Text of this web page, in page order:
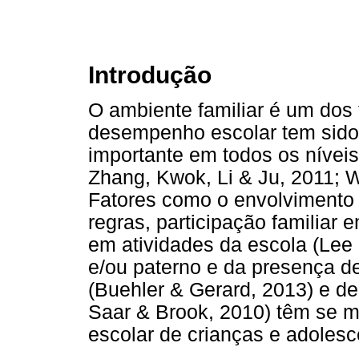
Introdução
O ambiente familiar é um
desempenho escolar tem
importante em todos os
Zhang, Kwok, Li & Ju, 2011;
Fatores como o
regras, participação familiar
em atividades da escola
e/ou paterno e da presença
(Buehler & Gerard, 2013) e
Saar & Brook, 2010) têm se
escolar de crianças e